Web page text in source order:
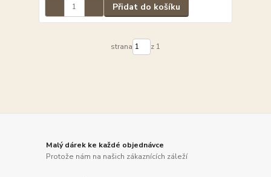
Přidat do košíku
strana z 1
Malý dárek ke každé objednávce
Protože nám na našich zákaznících záleží